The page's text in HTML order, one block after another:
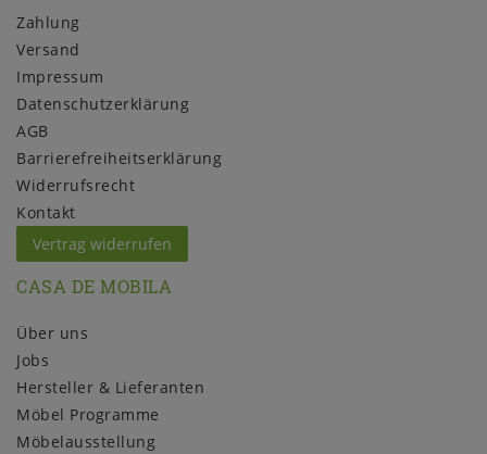
Zahlung
Versand
Impressum
Daten­schutz­erklärung
AGB
Barrierefreiheitserklärung
Widerrufs­recht
Kontakt
Vertrag widerrufen
CASA DE MOBILA
Über uns
Jobs
Hersteller & Lieferanten
Möbel Programme
Möbelausstellung